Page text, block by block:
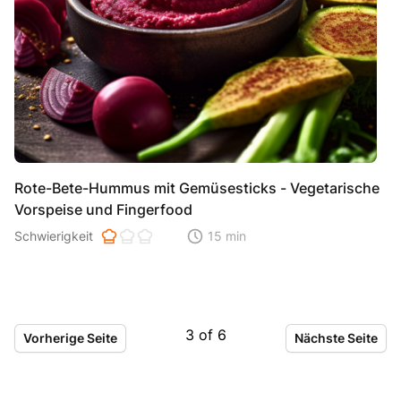
Rote-Bete-Hummus mit Gemüsesticks - Vegetarische
Vorspeise und Fingerfood
Schwierigkeit der Zubereitung. 1 ist einfach 2 ist mittel 3 ist
Schwierigkeit Zeitaufwand der der Zubereitung.
15 min
Vorherige Seite 3 of 6 Nächste Seite